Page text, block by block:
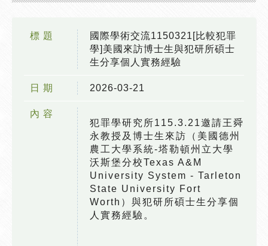
標 題
國際學術交流1150321[比較犯罪
學]美國來訪博士生與犯研所碩士
生分享個人實務經驗
日 期 2026-03-21
內 容
犯罪學研究所115.3.21邀請王舜
永教授及博士生來訪（美國德州
農工大學系統-塔勒頓州立大學
沃斯堡分校Texas A&M
University System - Tarleton
State University Fort
Worth）與犯研所碩士生分享個
人實務經驗。